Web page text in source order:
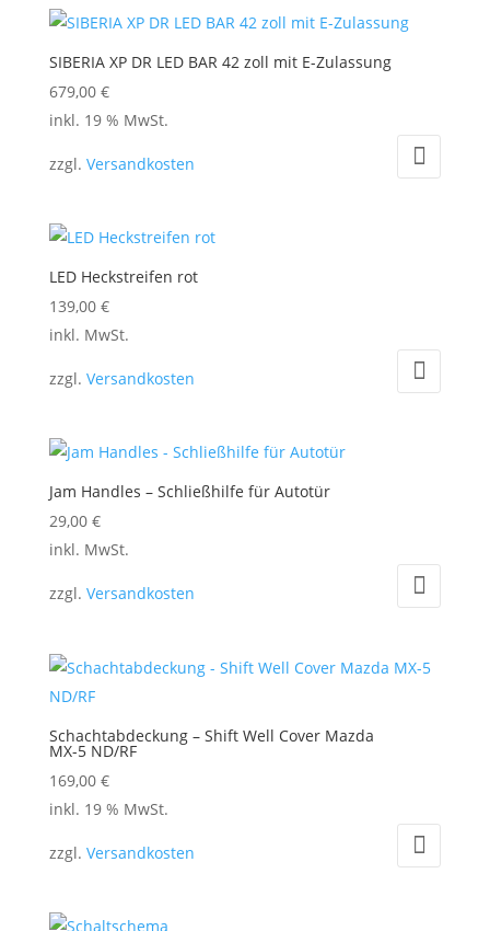
SIBERIA XP DR LED BAR 42 zoll mit E-Zulassung
679,00 €
inkl. 19 % MwSt.
zzgl. Versandkosten
LED Heckstreifen rot
139,00 €
Dieses
weist
Varianten
Die
Optionen
können
auf
gewählt
werden
inkl. MwSt.
zzgl. Versandkosten
Jam Handles – Schließhilfe für Autotür
29,00 €
Dieses
weist
Varianten
auf.
Optionen
können
auf
Produktseite
werden
inkl. MwSt.
zzgl. Versandkosten
Schachtabdeckung – Shift Well Cover Mazda
MX-5 ND/RF
169,00 €
inkl. 19 % MwSt.
zzgl. Versandkosten